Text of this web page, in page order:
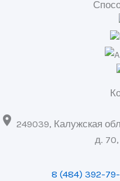
 249039, Калужская
д.
8 (484) 392-